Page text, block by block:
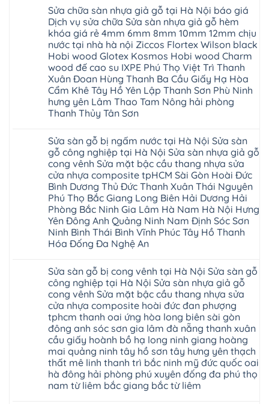
Lào
Cai
Tuyên
Quang
Đà
Nẵng
Gia
Lâm
Phú
Thọ
Hải
Phòng
Sóc
Sơn
Ninh
Bình
Hưng
Yên
Thái
Bình
Hưng
Yên
Đông
Hạ
Long
vệ
sinh
giá
rẻ
tpHCM
Thanh
Xuân
Bắc
Ninh
Ninh
Bình
Đà
Nẵng
Quảng
Ninh
bình
luận
ở
Thợ
sửa
sàn
nhựa
thợ
sửa
sàn
nhà
thợ
sửa
sàn
Hà
Nội
báo
giá
Dịch
vụ
sửa
chữa
Sửa
sàn
nhựa
giả
gỗ
hèm
khóa
4mm
6mm
8mm
10mm
12mm
tại
nhà
Ziccos
Flortex
Wilson
black
Hobi
wood
Glotex
Kosmos
Hobi
Sửa chữa sàn nhựa giả gỗ tại Hà Nội báo giá
Dịch vụ sửa chữa Sửa sàn nhựa giả gỗ hèm
khóa giá rẻ 4mm 6mm 8mm 10mm 12mm chịu
nước tại nhà hà nội Ziccos Flortex Wilson black
Hobi wood Glotex Kosmos Hobi wood Charm
wood đế cao su IXPE Phú Thọ Việt Trì Thanh
Xuân Đoan Hùng Thanh Ba Cầu Giấy Hạ Hòa
Cẩm Khê Tây Hồ Yên Lập Thanh Sơn Phù Ninh
hưng yên Lâm Thao Tam Nông hải phòng
Thanh Thủy Tân Sơn
bình
luận
ở
Sửa
chữa
sàn
nhựa
giả
gỗ
tại
Hà
Nội
báo
giá
sửa
chữa
Sửa
sàn
nhựa
giả
gỗ
hèm
khóa
giá
rẻ
4mm
6mm
8mm
10mm
12mm
chịu
Sửa sàn gỗ bị ngấm nước tại Hà Nội Sửa sàn
gỗ công nghiệp tại Hà Nội Sửa sàn nhựa giả gỗ
cong vênh Sửa mặt bậc cầu thang nhựa sửa
cửa nhựa composite tpHCM Sài Gòn Hoài Đức
Bình Dương Thủ Đức Thanh Xuân Thái Nguyên
Phú Thọ Bắc Giang Long Biên Hải Dương Hải
Phòng Bắc Ninh Gia Lâm Hà Nam Hà Nội Hưng
Yên Đông Anh Quảng Ninh Nam Định Sóc Sơn
Ninh Bình Thái Bình Vĩnh Phúc Tây Hồ Thanh
Hóa Đống Đa Nghệ An
bình
luận
ở
Sửa
sàn
gỗ
bị
ngấm
nước
tại
Hà
Nội
Sửa
sàn
công
Sửa sàn gỗ bị cong vênh tại Hà Nội Sửa sàn gỗ
công nghiệp tại Hà Nội Sửa sàn nhựa giả gỗ
cong vênh Sửa mặt bậc cầu thang nhựa sửa
cửa nhựa composite hoài đức đan phượng
tphcm thanh oai ứng hòa long biên sài gòn
đông anh sóc sơn gia lâm đà nẵng thanh xuân
cầu giấy hoành bồ hạ long ninh giang hoàng
mai quảng ninh tây hồ sơn tây hưng yên thạch
thất mê linh thanh trì bắc ninh mỹ đức quốc oai
hà đông hải phòng phú xuyên đống đa phú thọ
nam từ liêm bắc giang bắc từ liêm